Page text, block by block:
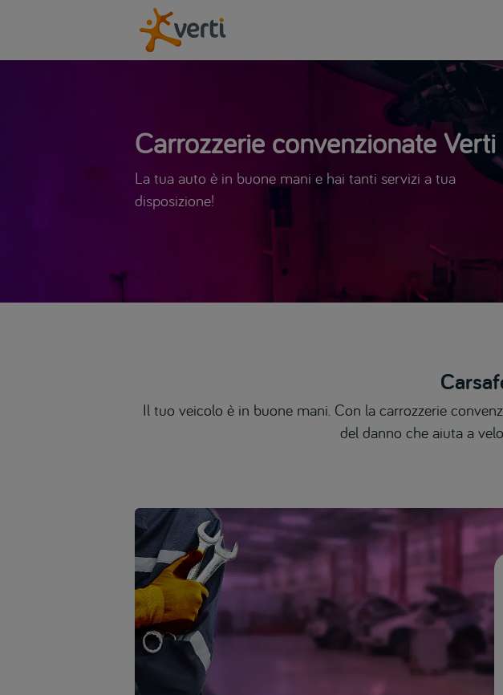
Carrozzerie convenzionate Verti
La tua auto è in buone mani e hai tanti servizi a tua
disposizione!
Il tuo veicolo è in buone mani. Con la carrozzerie
del danno che aiuta a